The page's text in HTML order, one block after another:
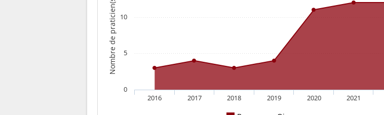
Nombre de praticien(s)
2016 2017 2018 2019 2020 2021
0
5
10